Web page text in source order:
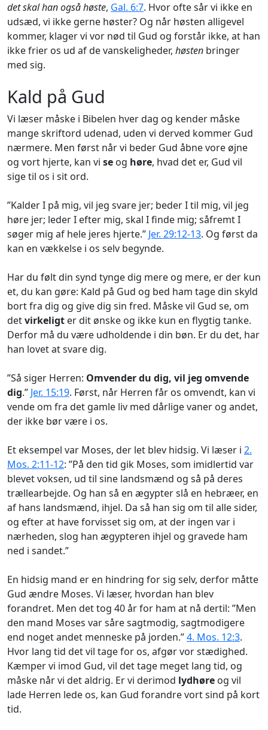
det skal han også høste, Gal. 6:7. Hvor ofte sår vi ikke en
udsæd, vi ikke gerne høster? Og når høsten alligevel
kommer, klager vi vor nød til Gud og forstår ikke, at han
ikke frier os ud af de vanskeligheder, høsten bringer
med sig.
Kald på Gud
Vi læser måske i Bibelen hver dag og kender måske
mange skriftord udenad, uden vi derved kommer Gud
nærmere. Men først når vi beder Gud åbne vore øjne
og vort hjerte, kan vi se og høre, hvad det er, Gud vil
sige til os i sit ord.
”Kalder I på mig, vil jeg svare jer; beder I til mig, vil jeg
høre jer; leder I efter mig, skal I finde mig; såfremt I
søger mig af hele jeres hjerte.” Jer. 29:12-13. Og først da
kan en vækkelse i os selv begynde.
Har du følt din synd tynge dig mere og mere, er der kun
et, du kan gøre: Kald på Gud og bed ham tage din skyld
bort fra dig og give dig sin fred. Måske vil Gud se, om
detvirkeligt er dit ønske og ikke kun en flygtig tanke.
Derfor må du være udholdende i din bøn. Er du det, har
han lovet at svare dig.
”Så siger Herren: Omvender du dig, vil jeg omvende
dig.” Jer. 15:19. Først, når Herren får os omvendt, kan vi
vende om fra det gamle liv med dårlige vaner og andet,
der ikke bør være i os.
Et eksempel var Moses, der let blev hidsig. Vi læser i 2.
Mos. 2:11-12: ”På den tid gik Moses, som imidlertid var
blevet voksen, ud til sine landsmænd og så på deres
trællearbejde. Og han så en ægypter slå en hebræer, en
af hans landsmænd, ihjel. Da så han sig om til alle sider,
og efter at have forvisset sig om, at der ingen var i
nærheden, slog han ægypteren ihjel og gravede ham
ned i sandet.”
En hidsig mand er en hindring for sig selv, derfor måtte
Gud ændre Moses. Vi læser, hvordan han blev
forandret. Men det tog 40 år for ham at nå dertil: ”Men
den mand Moses var såre sagtmodig, sagtmodigere
end noget andet menneske på jorden.”4. Mos. 12:3.
Hvor lang tid det vil tage for os, afgør vor stædighed.
Kæmper vi imod Gud, vil det tage meget lang tid, og
måske når vi det aldrig. Er vi derimod lydhøre og vil
lade Herren lede os, kan Gud forandre vort sind på kort
tid.